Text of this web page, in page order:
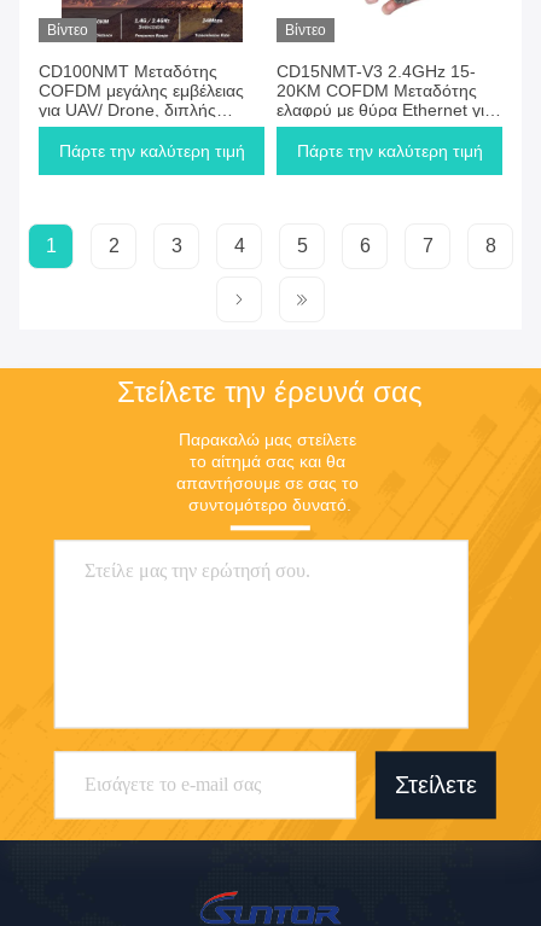
Βίντεο
CD100NMT Μεταδότης
COFDM μεγάλης εμβέλειας
για UAV/ Drone, διπλής
κεραίας MIMO σχεδιασμός,
έως 150 km
Πάρτε την καλύτερη τιμή
Βίντεο
CD15NMT-V3 2.4GHz 15-
20KM COFDM Μεταδότης
ελαφρύ με θύρα Ethernet για
Drone
Πάρτε την καλύτερη τιμή
1 2 3 4 5 6 7 8
Στείλετε την έρευνά σας
Παρακαλώ μας στείλετε
το αίτημά σας και θα
απαντήσουμε σε σας το
συντομότερο δυνατό.
Στείλετε